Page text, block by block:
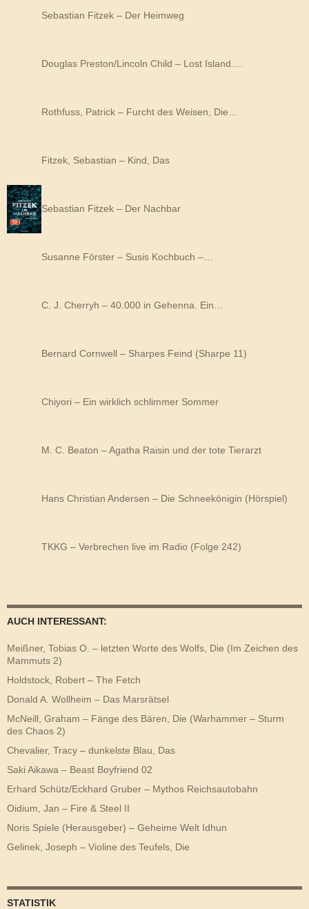
Sebastian Fitzek – Der Heimweg
Douglas Preston/Lincoln Child – Lost Island.…
Rothfuss, Patrick – Furcht des Weisen, Die…
Fitzek, Sebastian – Kind, Das
Sebastian Fitzek – Der Nachbar
Susanne Förster – Susis Kochbuch –…
C. J. Cherryh – 40.000 in Gehenna. Ein…
Bernard Cornwell – Sharpes Feind (Sharpe 11)
Chiyori – Ein wirklich schlimmer Sommer
M. C. Beaton – Agatha Raisin und der tote Tierarzt
Hans Christian Andersen – Die Schneekönigin (Hörspiel)
TKKG – Verbrechen live im Radio (Folge 242)
AUCH INTERESSANT:
Meißner, Tobias O. – letzten Worte des Wolfs, Die (Im Zeichen des
Mammuts 2)
Holdstock, Robert – The Fetch
Donald A. Wollheim – Das Marsrätsel
McNeill, Graham – Fänge des Bären, Die (Warhammer – Sturm
des Chaos 2)
Chevalier, Tracy – dunkelste Blau, Das
Saki Aikawa – Beast Boyfriend 02
Erhard Schütz/Eckhard Gruber – Mythos Reichsautobahn
Oidium, Jan – Fire & Steel II
Noris Spiele (Herausgeber) – Geheime Welt Idhun
Gelinek, Joseph – Violine des Teufels, Die
STATISTIK